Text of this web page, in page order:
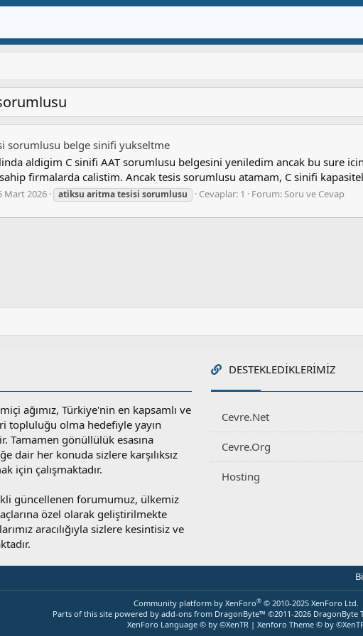
sorumlusu belge sinifi yukseltme
aldigim C sinifi AAT sorumlusu belgesini yeniledim ancak bu sure
firmalarda calistim. Ancak tesis sorumlusu atamam, C sinifi
Mart 2026 atiksu aritmatesisi sorumlusu Cevaplar: 1 Forum:Soru ve Cevap
ağımız, Türkiye'nin en kapsamlı ve
topluluğu olma hedefiyle yayın
Tamamen gönüllülük esasına
dair her konuda sizlere karşılıksız
için çalışmaktadır.
güncellenen forumumuz, ülkemiz
özel olarak geliştirilmekte
aracılığıyla sizlere kesintisiz ve
DESTEKLEDIKLERIMIZ
Cevre.Net
Cevre.Org
Hosting
Community platform by XenForo® © 2010-2025 XenForo Ltd.
Parts of this site powered by add-ons from DragonByte™ ©2011-2026 DragonByte
XenForo Language © by ©XenTR | Xenforo Theme © by